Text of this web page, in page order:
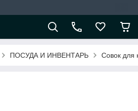
ПОСУДА И ИНВЕНТАРЬ Совок для